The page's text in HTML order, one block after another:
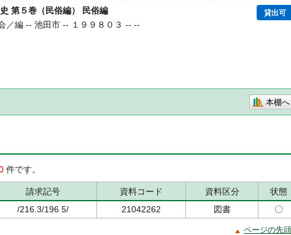
第５巻（民俗編） 民俗編 貸出可
／編 -- 池田市 -- １９９８０３ -- --
本棚へ
件です。
請求記号 資料コード 資料区分
状態
/216.3/196 5/ 21042262 図書 〇
ページの先